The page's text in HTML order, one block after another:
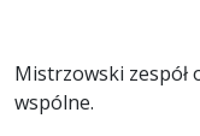
Mistrzowski zespół
wspólne.